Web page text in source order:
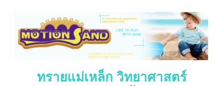
ทรายแม่เหล็ก วิทยาศาสตร์